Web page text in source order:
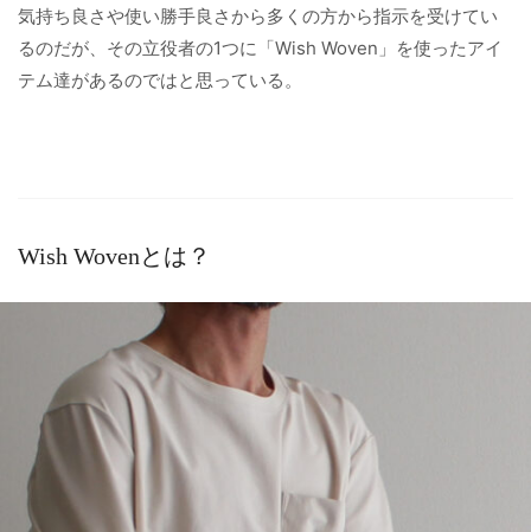
気持ち良さや使い勝手良さから多くの方から指示を受けてい
るのだが、その立役者の1つに「Wish Woven」を使ったアイ
テム達があるのではと思っている。
Wish Wovenとは？